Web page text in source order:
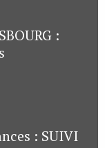
:
: SUIVI